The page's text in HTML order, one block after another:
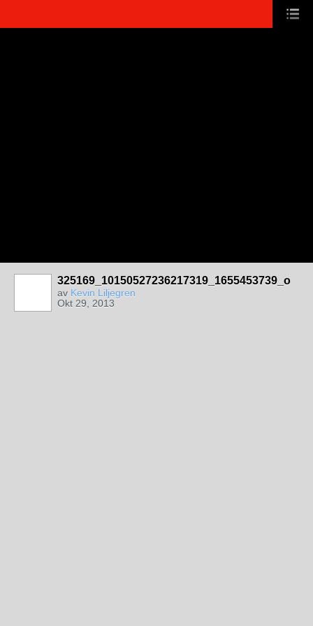
325169_10150527236217319_1655453739_o
av Kevin Liljegren
Okt 29, 2013